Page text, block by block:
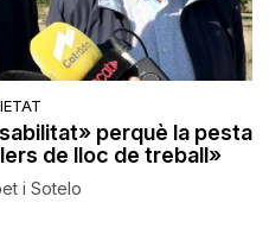
perquè la pesta
de lloc de treball»
i Sotelo